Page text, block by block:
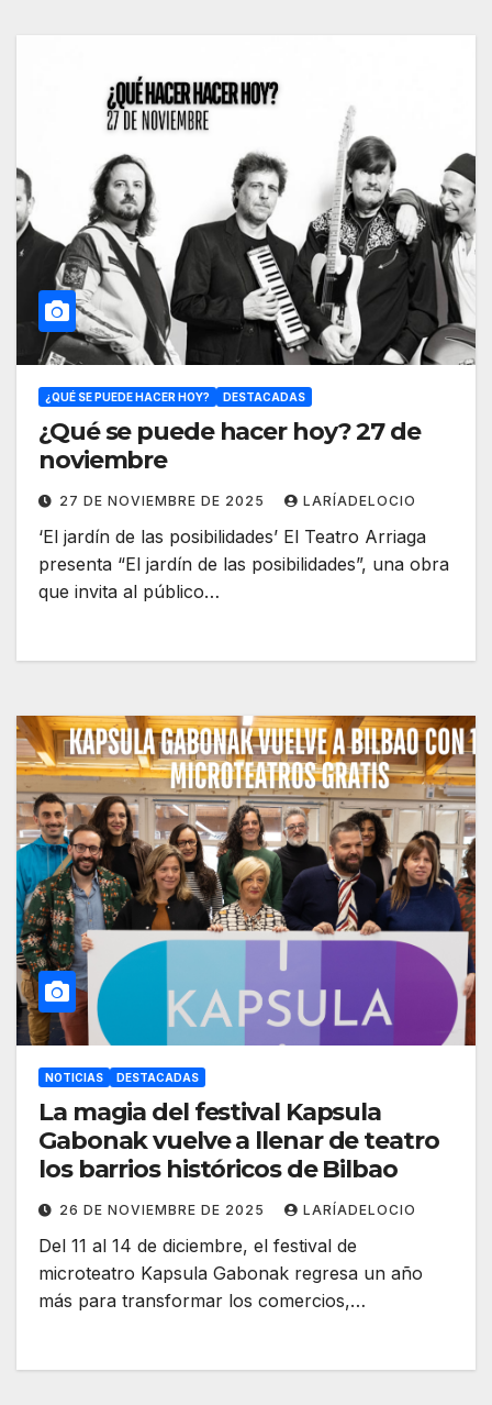
¿QUÉ SE PUEDE HACER HOY? DESTACADAS
¿Qué se puede hacer hoy? 27 de
noviembre
27 DE NOVIEMBRE DE 2025 LARÍADELOCIO
‘El jardín de las posibilidades’ El Teatro Arriaga
presenta “El jardín de las posibilidades”, una obra
que invita al público…
NOTICIAS DESTACADAS
La magia del festival Kapsula
Gabonak vuelve a llenar de teatro
los barrios históricos de Bilbao
26 DE NOVIEMBRE DE 2025 LARÍADELOCIO
Del 11 al 14 de diciembre, el festival de
microteatro Kapsula Gabonak regresa un año
más para transformar los comercios,…